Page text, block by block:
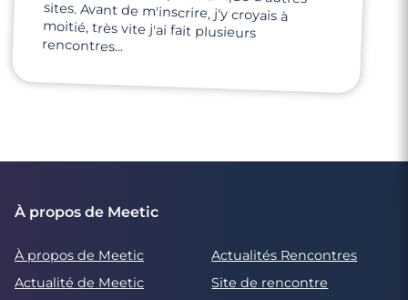
rencontres...
À propos de Meetic
À propos de Meetic
Actualités Rencontres
Actualité de Meetic
Site de rencontre